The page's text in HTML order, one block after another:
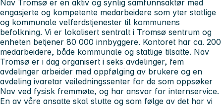
Nav Tromsø er en aktiv og synlig samfunnsaktør med
engasjerte og kompetente medarbeidere som yter statlige
og kommunale velferdstjenester til kommunens
befolkning. Vi er lokalisert sentralt i Tromsø sentrum og
enheten betjener 80 000 innbyggere. Kontoret har ca. 200
medarbeidere, både kommunale og statlige tilsatte. Nav
Tromsø er i dag organisert i seks avdelinger, fem
avdelinger arbeider med oppfølging av brukere og en
avdeling ivaretar veiledningssenter for de som oppsøker
Nav ved fysisk fremmøte, og har ansvar for internservice.
En av våre ansatte skal slutte og som følge av det har vi